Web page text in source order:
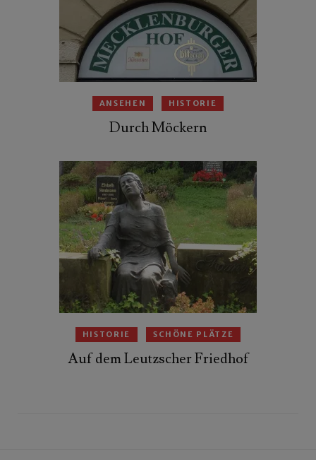
ANSEHEN HISTORIE
Durch Möckern
HISTORIE SCHÖNE PLÄTZE
Auf dem Leutzscher Friedhof